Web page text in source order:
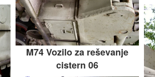
M74 Vozilo za reševanje
cistern 06